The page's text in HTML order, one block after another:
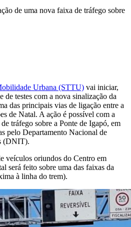
de uma nova faixa de tráfego sobre
Urbana (STTU) vai iniciar,
de testes com a nova sinalização da
das principais vias de ligação entre a
de Natal. A ação é possível com a
tráfego sobre a Ponte de Igapó, em
pelo Departamento Nacional de
(DNIT).
veículos oriundos do Centro em
será feito sobre uma das faixas da
à linha do trem).